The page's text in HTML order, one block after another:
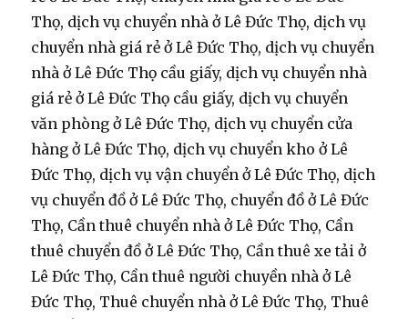
Thọ, dịch vụ chuyển nhà ở Lê Đức Thọ, dịch vụ
chuyển nhà giá rẻ ở Lê Đức Thọ, dịch vụ chuyển
nhà ở Lê Đức Thọ cầu giấy, dịch vụ chuyển nhà
giá rẻ ở Lê Đức Thọ cầu giấy, dịch vụ chuyển
văn phòng ở Lê Đức Thọ, dịch vụ chuyển cửa
hàng ở Lê Đức Thọ, dịch vụ chuyển kho ở Lê
Đức Thọ, dịch vụ vận chuyển ở Lê Đức Thọ, dịch
vụ chuyển đồ ở Lê Đức Thọ, chuyển đồ ở Lê Đức
Thọ, Cần thuê chuyển nhà ở Lê Đức Thọ, Cần
thuê chuyển đồ ở Lê Đức Thọ, Cần thuê xe tải ở
Lê Đức Thọ, Cần thuê người chuyền nhà ở Lê
Đức Thọ, Thuê chuyển nhà ở Lê Đức Thọ, Thuê